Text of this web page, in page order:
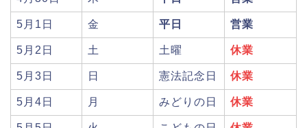
津山さくらまつり2026の花火や屋台
(出店)の時間はいつから?混雑状況も!
姫路城桜祭り2026の混雑や出店(屋台)
5月1日 金 平日 営業
5月2日 土 土曜 休業
5月3日 日 憲法記念日 休業
5月4日 月 みどりの日 休業